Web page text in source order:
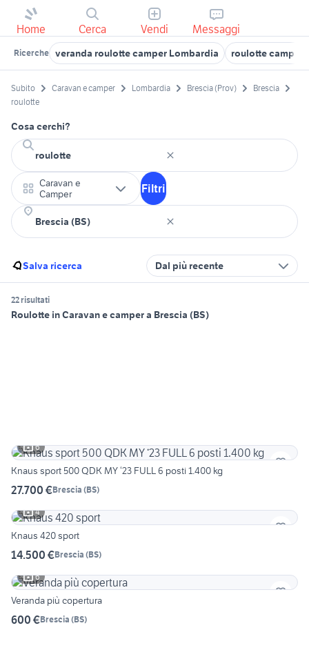
Home Cerca Vendi Messaggi
Ricerche veranda roulotte camper Lombardia roulotte camper
Subito Caravan e camper Lombardia Brescia (Prov)
Brescia
roulotte
Cosa cerchi?
Caravan e
Camper
Filtri
Salva ricerca Dal più recente
22 risultati
Roulotte in Caravan e camper a Brescia (BS)
6
Knaus sport 500 QDK MY ‘23 FULL 6 posti 1.400 kg
27.700 €Brescia (BS)
4
Knaus 420 sport
14.500 €Brescia (BS)
6
Veranda più copertura
600 €Brescia (BS)